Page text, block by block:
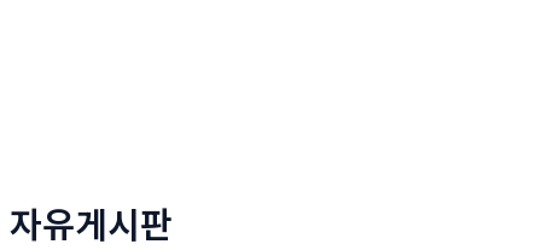
자유게시판